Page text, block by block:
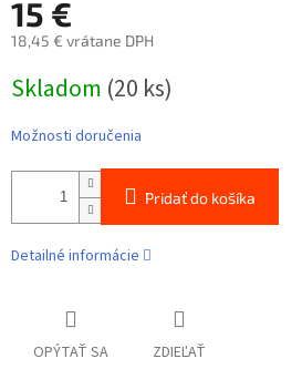
15 €
18,45 € vrátane DPH
cena:
Skladom (20 ks)
Možnosti doručenia
Pridať do košíka
Detailné informácie
OPÝTAŤ SA ZDIEĽAŤ